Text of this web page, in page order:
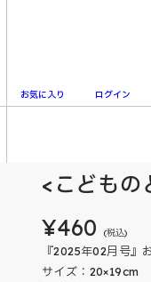
お気に入り ログイン
<こどもの
¥460 (税込)
『2025年02月号』
サイズ：20×19cm